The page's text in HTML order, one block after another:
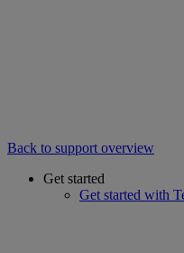
Back to support overview
Get started
Get started with